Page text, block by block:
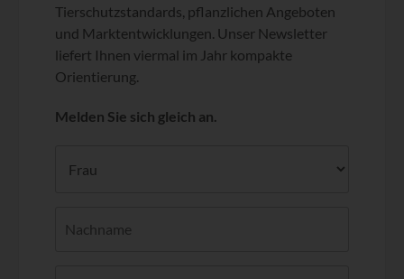
Tierschutzstandards, pflanzlichen Angeboten
und Marktentwicklungen. Unser Newsletter
liefert Ihnen viermal im Jahr kompakte
Orientierung.
Melden Sie sich gleich an.